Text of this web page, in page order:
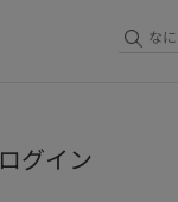
ログイン